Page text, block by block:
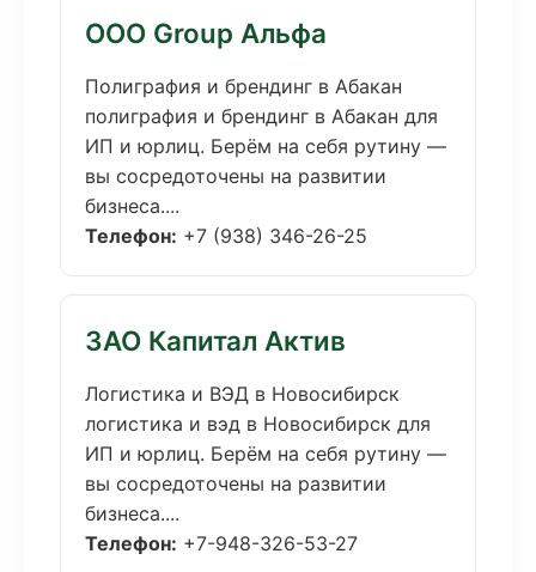
ООО Group Альфа
Полиграфия и брендинг в Абакан
полиграфия и брендинг в Абакан для
ИП и юрлиц. Берём на себя рутину —
вы сосредоточены на развитии
бизнеса....
Телефон: +7 (938) 346-26-25
ЗАО Капитал Актив
Логистика и ВЭД в Новосибирск
логистика и вэд в Новосибирск для
ИП и юрлиц. Берём на себя рутину —
вы сосредоточены на развитии
бизнеса....
Телефон: +7-948-326-53-27